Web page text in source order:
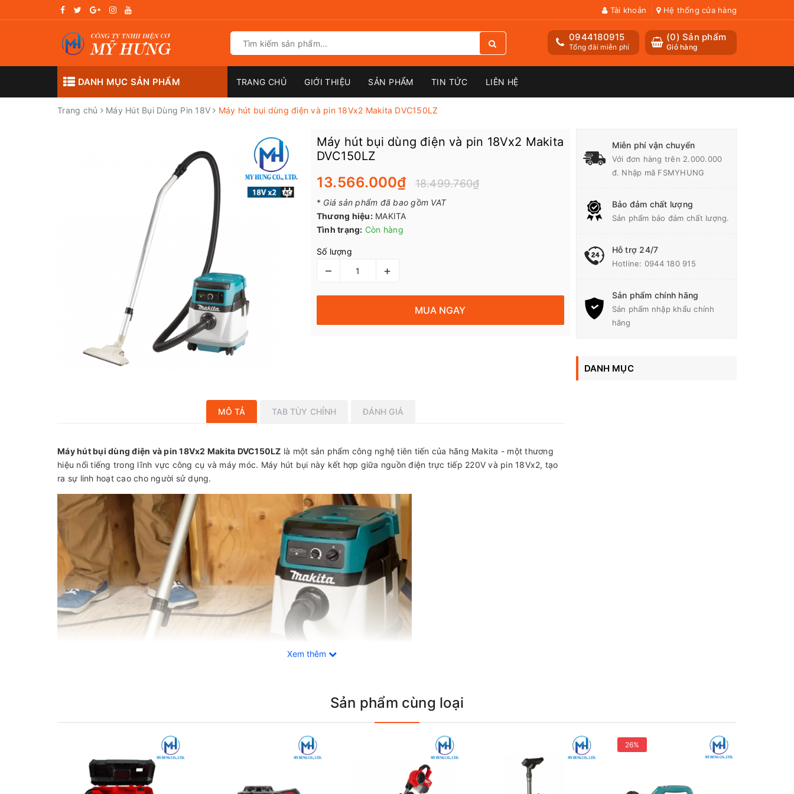
Tài khoản Hệ thống cửa hàng
(0) Sản phẩm
Giỏ hàng
0944180915
Tổng đài miễn phí
DANH MỤC SẢN PHẨM TRANG CHỦ GIỚI THIỆU SẢN PHẨM TIN TỨC LIÊN HỆ
Trang chủ Máy Hút Bụi Dùng Pin 18V Máy hút bụi dùng điện và pin 18Vx2 Makita DVC150LZ
Máy hút bụi dùng điện và pin 18Vx2 Makita
DVC150LZ
13.566.000₫ 18.499.760₫
* Giá sản phẩm đã bao gồm VAT
Thương hiệu: MAKITA
Tình trạng: Còn hàng
Số lượng
– +
MUA NGAY
MÔ TẢ TAB TÙY CHỈNH ĐÁNH GIÁ
Máy hút bụi dùng điện và pin 18Vx2 Makita DVC150LZ là một sản phẩm công nghệ tiên tiến của hãng Makita - một thương
hiệu nổi tiếng trong lĩnh vực công cụ và máy móc. Máy hút bụi này kết hợp giữa nguồn điện trực tiếp 220V và pin 18Vx2, tạo
ra sự linh hoạt cao cho người sử dụng.
Với thiết kế nhẹ nhàng và tiện lợi, máy hút bụi Makita DVC150LZkhông chỉ phục vụ việc hút bụi thông thường mà còn có khả
năng hút chất lỏng, đáp ứng nhu cầu sử dụng đa dạng trong các môi trường khác nhau. Đặc biệt, việc sử dụng pin 18Vx2
giúp máy hoạt động mạnh mẽ và liên tục trong thời gian dài, đồng thời loại bỏ hoàn toàn vấn đề về dây điện khiến cho việc di
chuyển và sử dụng trở nên thuận tiện hơn.
Xem thêm
Miễn phí vận chuyển
Với đơn hàng trên 2.000.000
đ. Nhập mã FSMYHUNG
Bảo đảm chất lượng
Sản phẩm bảo đảm chất lượng.
Hỗ trợ 24/7
Hotline: 0944 180 915
Sản phẩm chính hãng
Sản phẩm nhập khẩu chính
hãng
DANH MỤC
Sản phẩm cùng loại
26%